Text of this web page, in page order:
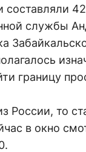
службы
границу
России, то
в окно